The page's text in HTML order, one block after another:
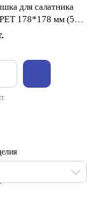
для салатника
178*178 мм (50